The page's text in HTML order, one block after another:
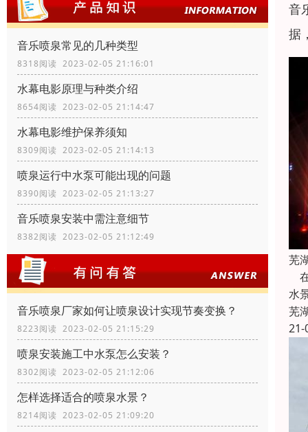
音乐喷泉常见的几种类型
8318阅读 2023-02-05 21:16:01
水幕电影原理与种类介绍
8654阅读 2023-02-05 21:14:47
水幕电影维护保养须知
8309阅读 2023-02-05 21:14:13
喷泉运行中水泵可能出现的问题
8390阅读 2023-02-05 21:13:27
音乐喷泉安装中需注意细节
8382阅读 2023-02-05 21:12:49
音乐喷泉厂家如何让喷泉设计实现节奏变换？
8223阅读 2023-02-05 21:15:29
喷泉安装施工中水泵怎么安装？
8302阅读 2023-02-05 21:12:06
怎样选择适合的喷泉水景？
8214阅读 2023-02-05 21:09:20
音
据
芜
水
芜
21-